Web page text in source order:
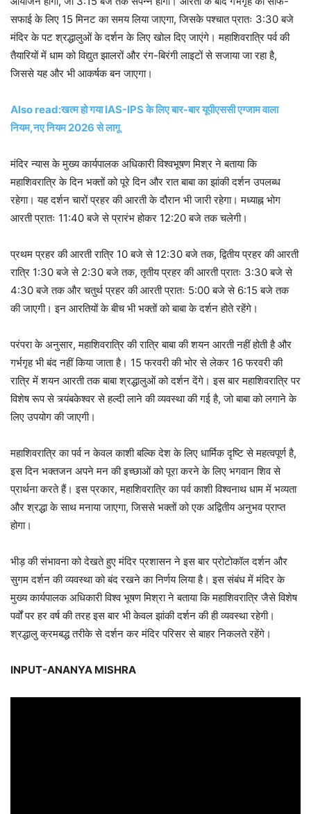
सफाई के लिए 15 मिनट का समय लिया जाएगा, जिसके पश्चात प्रातः 3:30 बजे
मंदिर के पट श्रद्धालुओं के दर्शन के लिए खोल दिए जाएंगे। महाशिवरात्रि पर्व की
तैयारियों में धाम को विद्युत झालरों और रंग-बिरंगी लाइटों से सजाया जा रहा है,
जिससे यह और भी आकर्षक बन जाएगा।
Also read:खत्म हो गया IAS-IPS के लिए बार-बार यूपीएससी एग्जाम वाला
नियम,नए नियम 2026 से लागू
मंदिर न्यास के मुख्य कार्यपालक अधिकारी विश्वभूषण मिश्र ने बताया कि
महाशिवरात्रि के दिन भक्तों को पूरे दिन और रात बाबा का झांकी दर्शन उपलब्ध
रहेगा। यह दर्शन चारों प्रहर की आरती के दौरान भी जारी रहेगा। मध्याह्न भोग
आरती प्रातः 11:40 बजे से प्रारंभ होकर 12:20 बजे तक चलेगी।
प्रथम प्रहर की आरती रात्रि 10 बजे से 12:30 बजे तक, द्वितीय प्रहर की आरती
रात्रि 1:30 बजे से 2:30 बजे तक, तृतीय प्रहर की आरती प्रातः 3:30 बजे से
4:30 बजे तक और चतुर्थ प्रहर की आरती प्रातः 5:00 बजे से 6:15 बजे तक
की जाएगी। इन आरतियों के बीच भी भक्तों को बाबा के दर्शन होते रहेंगे।
परंपरा के अनुसार, महाशिवरात्रि की रात्रि बाबा की शयन आरती नहीं होती है और
गर्भगृह भी बंद नहीं किया जाता है। 15 फरवरी की भोर से लेकर 16 फरवरी की
रात्रि में शयन आरती तक बाबा श्रद्धालुओं को दर्शन देंगे। इस बार महाशिवरात्रि पर
विशेष रूप से त्र्यंबकेश्वर से हल्दी लाने की व्यवस्था की गई है, जो बाबा को लगाने के
लिए उपयोग की जाएगी।
महाशिवरात्रि का पर्व न केवल काशी बल्‍क‍ि देश के ल‍िए धार्मिक दृष्टि से महत्वपूर्ण है,
इस दिन भक्तजन अपने मन की इच्छाओं को पूरा करने के लिए भगवान शिव से
प्रार्थना करते हैं। इस प्रकार, महाशिवरात्रि का पर्व काशी विश्वनाथ धाम में भव्यता
और श्रद्धा के साथ मनाया जाएगा, जिससे भक्तों को एक अद्वितीय अनुभव प्राप्त
होगा।
भीड़ की संभावना को देखते हुए मंदिर प्रशासन ने इस बार प्रोटोकॉल दर्शन और
सुगम दर्शन की व्यवस्था को बंद रखने का निर्णय लिया है। इस संबंध में मंदिर के
मुख्य कार्यपालक अधिकारी विश्व भूषण मिश्रा ने बताया कि महाशिवरात्रि जैसे विशेष
पर्वों पर हर वर्ष की तरह इस बार भी केवल झांकी दर्शन की ही व्यवस्था रहेगी।
श्रद्धालु क्रमबद्ध तरीके से दर्शन कर मंदिर परिसर से बाहर निकलते रहेंगे।
INPUT-ANANYA MISHRA